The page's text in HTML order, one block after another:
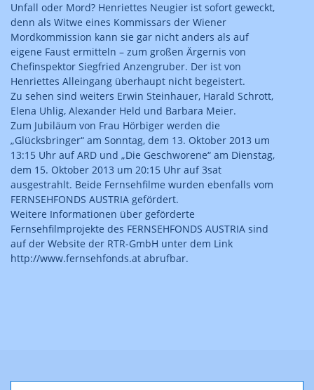
Unfall oder Mord? Henriettes Neugier ist sofort geweckt,
denn als Witwe eines Kommissars der Wiener
Mordkommission kann sie gar nicht anders als auf
eigene Faust ermitteln – zum großen Ärgernis von
Chefinspektor Siegfried Anzengruber. Der ist von
Henriettes Alleingang überhaupt nicht begeistert.
Zu sehen sind weiters Erwin Steinhauer, Harald Schrott,
Elena Uhlig, Alexander Held und Barbara Meier.
Zum Jubiläum von Frau Hörbiger werden die
„Glücksbringer“ am Sonntag, dem 13. Oktober 2013 um
13:15 Uhr auf ARD und „Die Geschworene“ am Dienstag,
dem 15. Oktober 2013 um 20:15 Uhr auf 3sat
ausgestrahlt. Beide Fernsehfilme wurden ebenfalls vom
FERNSEHFONDS AUSTRIA gefördert.
Weitere Informationen über geförderte
Fernsehfilmprojekte des FERNSEHFONDS AUSTRIA sind
auf der Website der RTR-GmbH unter dem Link
http://www.fernsehfonds.at abrufbar.